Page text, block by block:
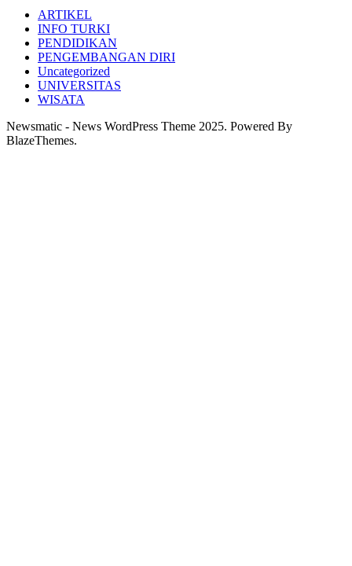
ARTIKEL
INFO TURKI
PENDIDIKAN
PENGEMBANGAN DIRI
Uncategorized
UNIVERSITAS
WISATA
Newsmatic - News WordPress Theme 2025. Powered By
BlazeThemes.